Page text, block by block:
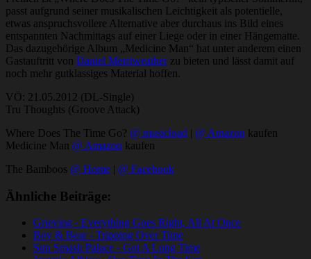
passt aufgrund seiner musikalischen Leichtigkeit als potentielle,
etwas anspruchsvollere Alternative aber durchaus ins Bild eines
entspannten Nachmittags auf einer Liege oder in einer Hängematte.
Das dazugehörige Album „Medicine Man“ hat unter anderem einen
Gastauftritt von Daniel Merriweatherzu bieten und lässt damit auf
noch mehr gutklassiges Material hoffen.
VÖ: 21.05.2012 (DL-Single)
Tru Thoughts (Groove Attack)
Where Does The Time Go? @ musicload | @ Amazon kaufen
Medicine Man @ Amazon kaufen
The Bamboos @ Home | @ Facebook
Ähnliche Beiträge:
Grieving - Everything Goes Right, All At Once
Boy & Bear - Tripping Over Time
Sun Smash Palace - Got A Long Time